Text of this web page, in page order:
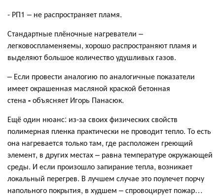
- РП1 – не распространяет пламя.
Стандартные плёночные нагреватели –
легковоспламеняемы, хорошо распространяют пламя и
выделяют большое количество удушливых газов.
– Если провести аналогию по аналогичные показатели
имеет окрашенная масляной краской бетонная
стена -объясняет Игорь Панасюк.
Ещё один нюанс: из-за своих физических свойств
полимерная пленка практически не проводит тепло. То есть
она нагревается только там, где расположен греющий
элемент, в других местах – равна температуре окружающей
среды. И если произошло запирание тепла, возникает
локальный перегрев. В лучшем случае это поулечет порчу
напольного покрытия, в худшем – спровоцирует пожар…